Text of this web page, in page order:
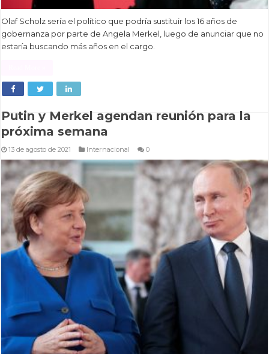
Olaf Scholz sería el político que podría sustituir los 16 años de
gobernanza por parte de Angela Merkel, luego de anunciar que no
estaría buscando más años en el cargo.
Putin y Merkel agendan reunión para la
próxima semana
13 de agosto de 2021 Internacional 0